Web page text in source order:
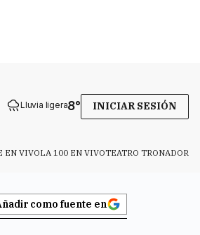
Lluvia ligera8° INICIAR SESIÓN
EN VIVOLA 100 EN VIVOTEATRO TRONADOR
como fuente en